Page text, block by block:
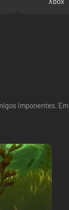
imponentes.